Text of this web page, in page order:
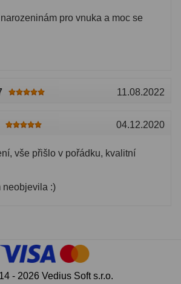
149
pro vnuka a moc se
11.08.2022
04.12.2020
vše přišlo v pořádku, kvalitní
neobjevila :)
- 2026 Vedius Soft s.r.o.